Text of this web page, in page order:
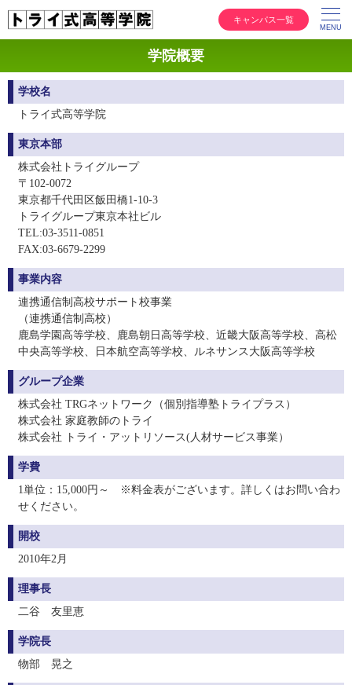
キャンパス一覧
学院概要
学校名
トライ式高等学院
東京本部
株式会社トライグループ
〒102‐0072
東京都千代田区飯田橋1-10-3
トライグループ東京本社ビル
TEL:03-3511-0851
FAX:03-6679-2299
事業内容
連携通信制高校サポート校事業
（連携通信制高校）
鹿島学園高等学校、鹿島朝日高等学校、近畿大阪高等学校、高松
中央高等学校、日本航空高等学校、ルネサンス大阪高等学校
グループ企業
株式会社 TRGネットワーク（個別指導塾トライプラス）
株式会社 家庭教師のトライ
株式会社 トライ・アットリソース(人材サービス事業）
学費
1単位：15,000円～ ※料金表がございます。詳しくはお問い合わ
せください。
開校
2010年2月
理事長
二谷 友里恵
学院長
物部 晃之